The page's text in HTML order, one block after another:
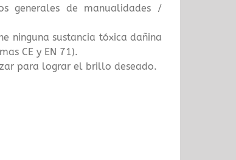
generales de manualidades /
ninguna sustancia tóxica dañina
CE y EN 71).
para lograr el brillo deseado.